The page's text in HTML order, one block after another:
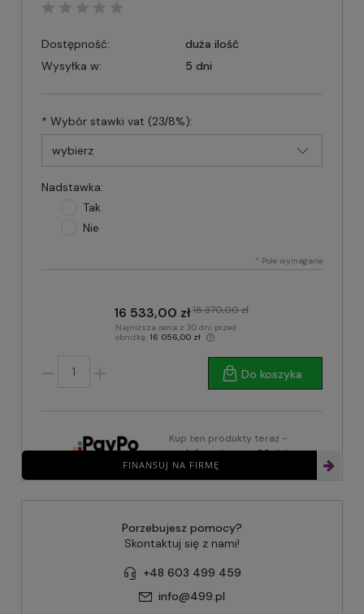
Dostępność:
duża ilość
Wysyłka w:
5 dni
* Wybór stawki vat (23/8%):
Nadstawka:
Tak
Nie
* Pole wymagane
16 533,00 zł18 370,00 zł
Najniższa cena z 30 dni przed
obniżką: 16 056,00 zł
Do koszyka
FINANSUJ NA FIRMĘ
Kup ten produkty teraz -
zapłać za niego za 30 dni
Porzebujesz pomocy?
Skontaktuj się z nami!
+48 603 499 459
info@499.pl